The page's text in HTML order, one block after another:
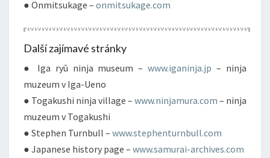
● Onmitsukage – onmitsukage.com
Další zajímavé stránky
● Iga ryū ninja museum –www.iganinja.jp – ninja
muzeum v Iga-Ueno
● Togakushi ninja village – www.ninjamura.com – ninja
muzeum v Togakushi
● Stephen Turnbull – www.stephenturnbull.com
● Japanese history page – www.samurai-archives.com